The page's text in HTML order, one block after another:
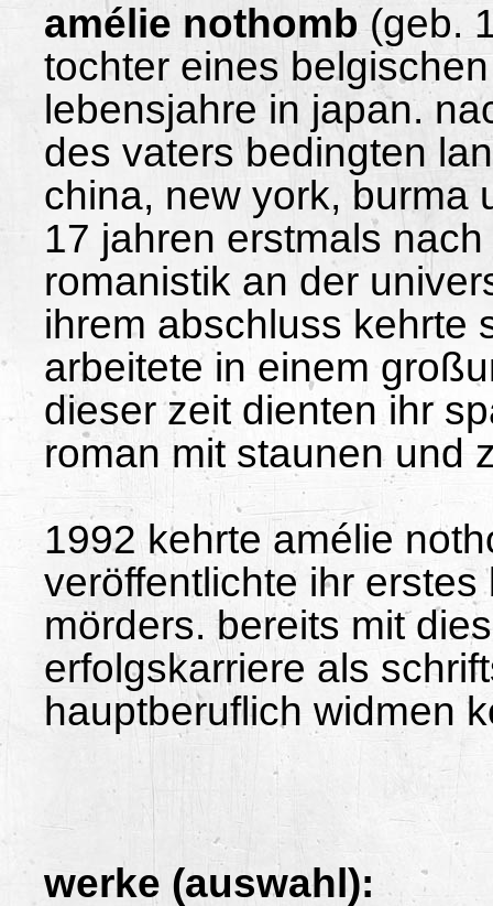
amélie nothomb(geb.
tochter eines
lebensjahre in japan.
des vaters bedingten
china, new york, burma
17 jahren erstmals
romanistik an der
ihrem abschluss kehrte
arbeitete in einem
dieser zeit dienten ihr
roman mit staunen und
1992 kehrte amélie
veröffentlichte ihr
mörders. bereits mit
erfolgskarriere als
hauptberuflich widmen
werke (auswahl):